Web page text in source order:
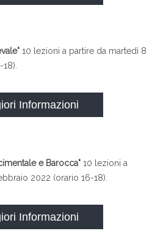
10 lezioni a partire da martedì 8
Informazioni
e Barocca" 10 lezioni a
2022 (orario 16-18).
Informazioni